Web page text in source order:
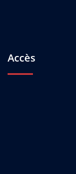
Accès